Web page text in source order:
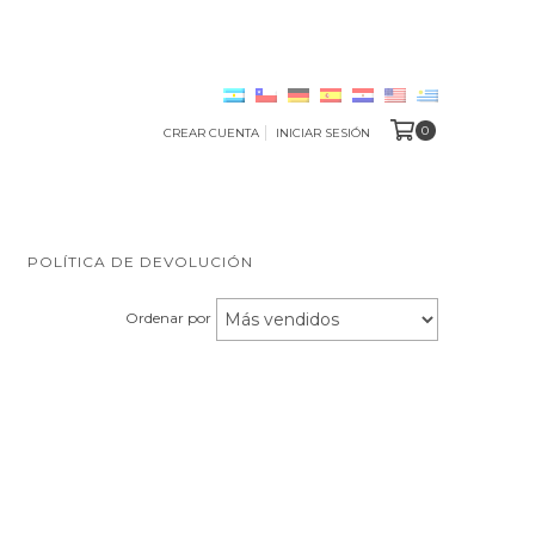
CREAR CUENTA INICIAR SESIÓN 0
POLÍTICA DE DEVOLUCIÓN
Ordenar por